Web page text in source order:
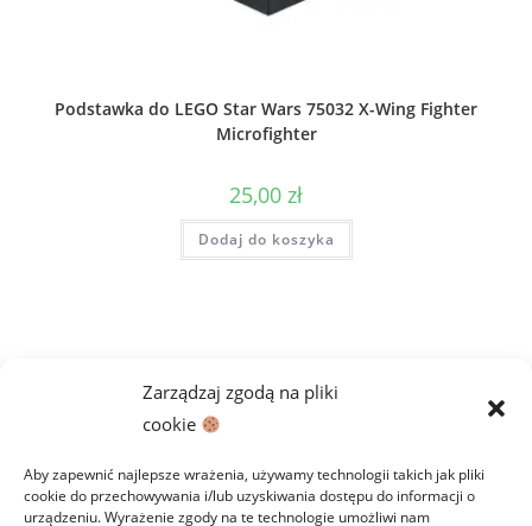
Zarządzaj zgodą na pliki
cookie
Aby zapewnić najlepsze wrażenia, używamy technologii takich jak pliki
cookie do przechowywania i/lub uzyskiwania dostępu do informacji o
urządzeniu. Wyrażenie zgody na te technologie umożliwi nam
Podstawka do LEGO Star Wars 75032 X-Wing Fighter
Microfighter
25,00 zł
Dodaj do koszyka